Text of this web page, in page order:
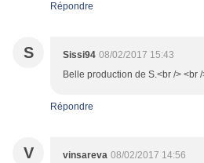
Répondre
S Sissi94 08/02/2017 15:43
Belle production de S.<br /> <br
Répondre
V vinsareva 08/02/2017 14:56